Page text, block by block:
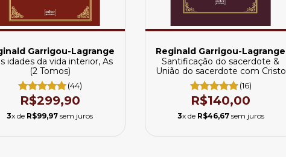
Garrigou-Lagrange
idades da vida interior, As
(2 Tomos)
(44)
R$299,90
3x de R$99,97 sem juros
Reginald Garrigou-Lagrange
Santificação do sacerdote &
União do sacerdote com Cristo
(16)
R$140,00
3x de R$46,67sem juros